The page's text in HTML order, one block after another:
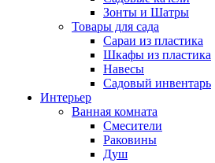
Зонты и Шатры
Товары для сада
Сараи из пластика
Шкафы из пластика
Навесы
Садовый инвентарь
Интерьер
Ванная комната
Смесители
Раковины
Душ